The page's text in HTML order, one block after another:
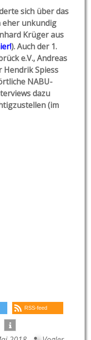
sich über das
eher unkundig
Krüger aus
). Auch der 1.
e.V., Andreas
Spiess
NABU-
dazu
(im
RSS-feed